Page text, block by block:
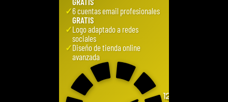
✓6 cuentas email profesionales
GRATIS
✓Logo adaptado a redes
sociales
✓Diseño de tienda online
avanzada
1250